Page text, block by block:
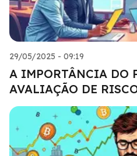
29/05/2025 - 09:19
A IMPORTÂNCIA DO
AVALIAÇÃO DE